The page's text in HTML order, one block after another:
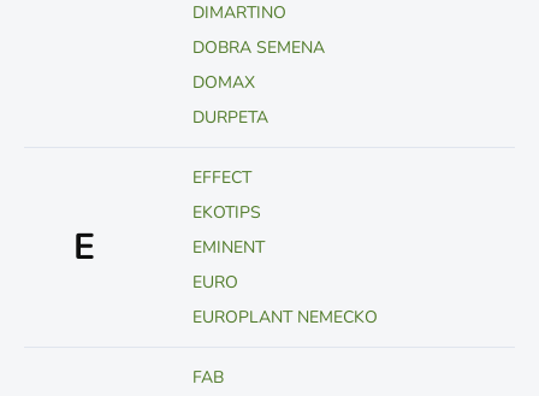
DIMARTINO
DOBRA SEMENA
DOMAX
DURPETA
E
EFFECT
EKOTIPS
EMINENT
EURO
EUROPLANT NEMECKO
FAB